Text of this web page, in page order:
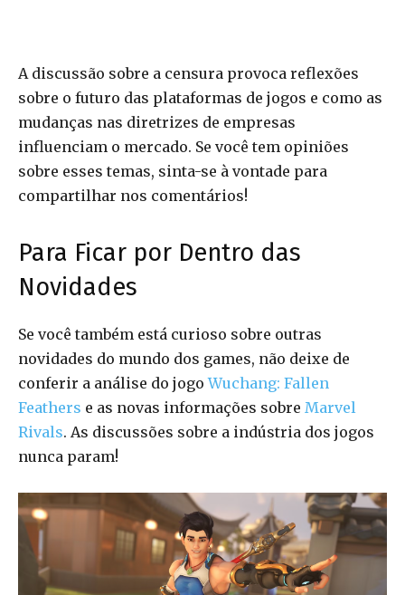
A discussão sobre a censura provoca reflexões
sobre o futuro das plataformas de jogos e como as
mudanças nas diretrizes de empresas
influenciam o mercado. Se você tem opiniões
sobre esses temas, sinta-se à vontade para
compartilhar nos comentários!
Para Ficar por Dentro das
Novidades
Se você também está curioso sobre outras
novidades do mundo dos games, não deixe de
conferir a análise do jogoWuchang: Fallen
Feathers e as novas informações sobre Marvel
Rivals. As discussões sobre a indústria dos jogos
nunca param!